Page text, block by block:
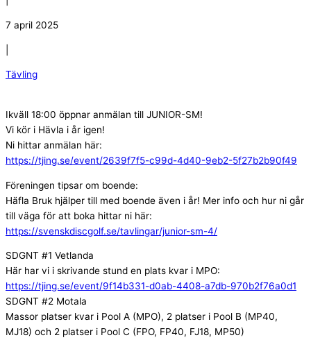
7 april 2025
Tävling
Ikväll 18:00 öppnar anmälan till JUNIOR-SM!
Vi kör i Hävla i år igen!
Ni hittar anmälan här:
https://tjing.se/event/2639f7f5-c99d-4d40-9eb2-5f27b2b90f49
Föreningen tipsar om boende:
Häfla Bruk hjälper till med boende även i år! Mer info och hur ni går
till väga för att boka hittar ni här:
https://svenskdiscgolf.se/tavlingar/junior-sm-4/
SDGNT #1 Vetlanda
Här har vi i skrivande stund en plats kvar i MPO:
https://tjing.se/event/9f14b331-d0ab-4408-a7db-970b2f76a0d1
SDGNT #2 Motala
Massor platser kvar i Pool A (MPO), 2 platser i Pool B (MP40,
MJ18) och 2 platser i Pool C (FPO, FP40, FJ18, MP50)